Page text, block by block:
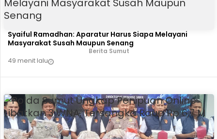
Syaiful Ramadhan: Aparatur Harus Siapa Melayani
Masyarakat Susah Maupun Senang
Berita Sumut
49 menit lalu